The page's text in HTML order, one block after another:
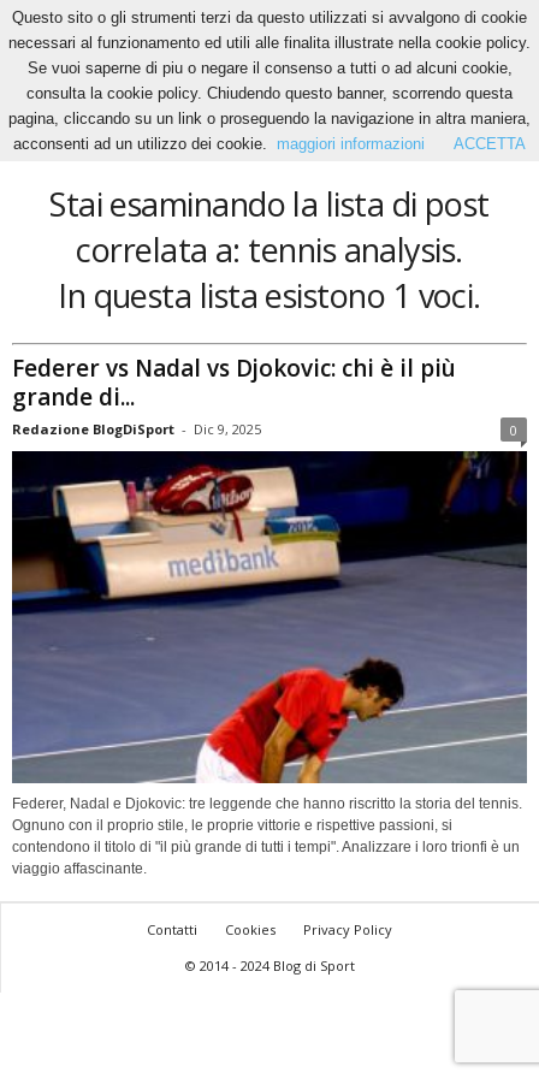
Home Tags Tennis analysis
tennis analysis
Stai esaminando la lista di post
correlata a: tennis analysis.
In questa lista esistono 1 voci.
Federer vs Nadal vs Djokovic: chi è il più
grande di...
Redazione BlogDiSport - Dic 9, 2025 0
Federer, Nadal e Djokovic: tre leggende che hanno riscritto la storia del tennis.
Ognuno con il proprio stile, le proprie vittorie e rispettive passioni, si
contendono il titolo di "il più grande di tutti i tempi". Analizzare i loro trionfi è un
viaggio affascinante.
Contatti Cookies
Privacy Policy
© 2014 - 2024 Blog di Sport
Questo sito o gli strumenti terzi da questo utilizzati si avvalgono di cookie
necessari al funzionamento ed utili alle finalita illustrate nella cookie policy.
Se vuoi saperne di piu o negare il consenso a tutti o ad alcuni cookie,
consulta la cookie policy. Chiudendo questo banner, scorrendo questa
pagina, cliccando su un link o proseguendo la navigazione in altra maniera,
acconsenti ad un utilizzo dei cookie.
maggiori informazioni ACCETTA